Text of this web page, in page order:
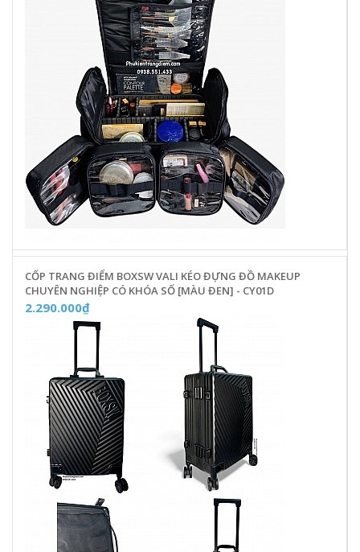
CỐP TRANG ĐIỂM BOXSW VALI KÉO ĐỰNG ĐỒ MAKEUP
CHUYÊN NGHIỆP CÓ KHÓA SỐ [MÀU ĐEN] - CY01D
2.290.000₫